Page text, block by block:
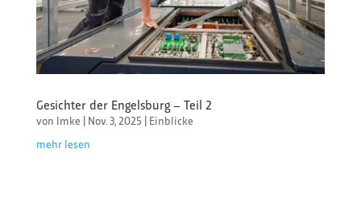
Gesichter der Engelsburg – Teil 2
von Imke | Nov. 3, 2025 | Einblicke
mehr lesen